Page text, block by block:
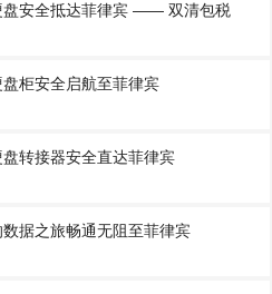
盘安全抵达菲律宾 —— 双清包税
柜安全启航至菲律宾
转接器安全直达菲律宾
据之旅畅通无阻至菲律宾